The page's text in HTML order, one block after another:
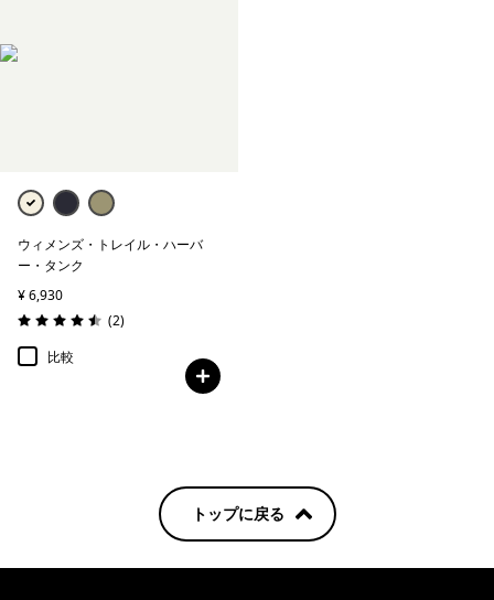
ウィメンズ・トレイル・ハーバ
ー・タンク
¥ 6,930
評価: 4.5 / 5
(2レビュー
)
比較
トップに戻る